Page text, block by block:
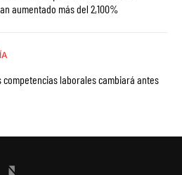
aumentado más del 2,100%
competencias laborales cambiará antes